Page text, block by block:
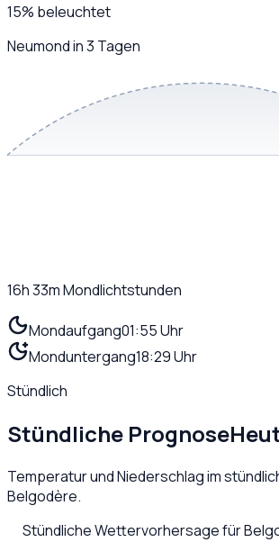
15% beleuchtet
Neumond in 3 Tagen
16h 33mMondlichtstunden
Mondaufgang01:55 Uhr
Monduntergang18:29 Uhr
Stündlich
Stündliche Prognose
Temperatur und Niederschlag im
Belgodère.
Stündliche Wettervorhersage für